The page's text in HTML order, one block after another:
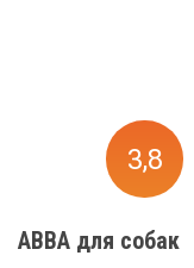
3,8
АВВА для собак